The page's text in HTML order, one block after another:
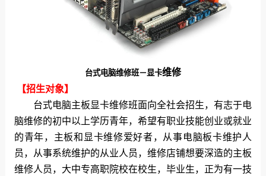
台式电脑维修班－显卡维修
【招生对象】
台式电脑主板显卡维修班面向全社会招生，有志于电
脑维修的初中以上学历青年，希望有职业技能创业或就业
的青年，主板和显卡维修爱好者，从事电脑板卡维护人
员，从事系统维护的从业人员，维修店铺想要深造的主板
维修人员，大中专高职院校在校生，毕业生，正为有一技